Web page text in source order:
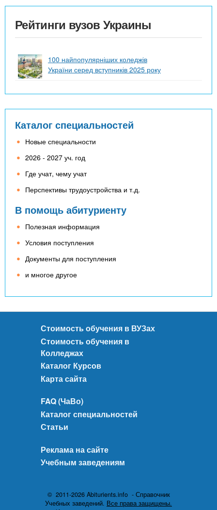
Рейтинги вузов Украины
100 найпопулярніших коледжів
України серед вступників 2025 року
Каталог специальностей
Новые специальности
2026 - 2027 уч. год
Где учат, чему учат
Перспективы трудоустройства и т.д.
В помощь абитуриенту
Полезная информация
Условия поступления
Документы для поступления
и многое другое
Стоимость обучения в ВУЗах
Стоимость обучения в
Колледжах
Каталог Курсов
Карта сайта
FAQ (ЧаВо)
Каталог специальностей
Статьи
Реклама на сайте
Учебным заведениям
© 2011-2026 Abiturients.info - Справочник
Учебных заведений. Все права защищены.